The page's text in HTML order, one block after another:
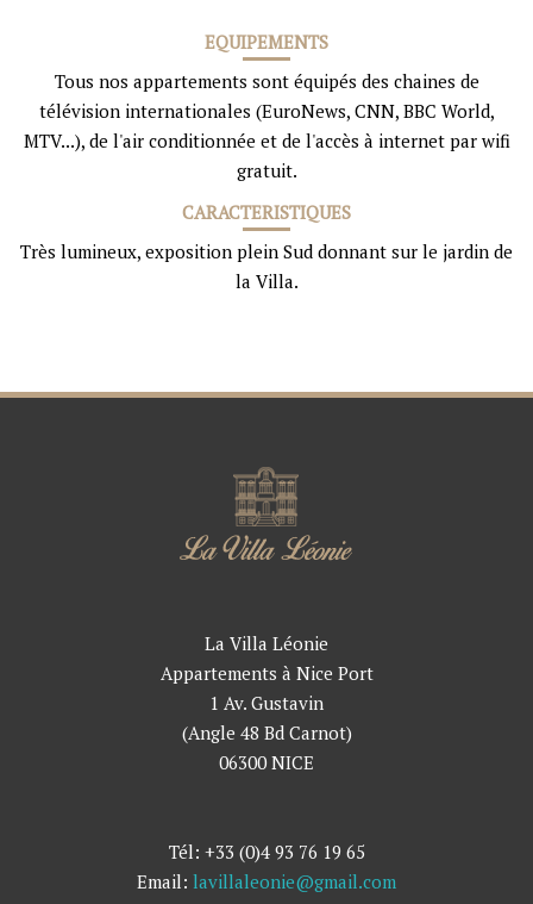
EQUIPEMENTS
Tous nos appartements sont équipés des chaines de
télévision internationales (EuroNews, CNN, BBC World,
MTV...), de l'air conditionnée et de l'accès à internet par wifi
gratuit.
CARACTERISTIQUES
Très lumineux, exposition plein Sud donnant sur le jardin de
la Villa.
La Villa Léonie
Appartements à Nice Port
1 Av. Gustavin
(Angle 48 Bd Carnot)
06300 NICE
Tél: +33 (0)4 93 76 19 65
Email: lavillaleonie@gmail.com